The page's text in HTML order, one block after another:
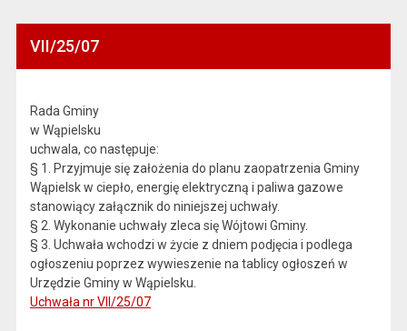
VII/25/07
Rada Gminy
w Wąpielsku
uchwala, co następuje:
§ 1. Przyjmuje się założenia do planu zaopatrzenia Gminy
Wąpielsk w ciepło, energię elektryczną i paliwa gazowe
stanowiący załącznik do niniejszej uchwały.
§ 2. Wykonanie uchwały zleca się Wójtowi Gminy.
§ 3. Uchwała wchodzi w życie z dniem podjęcia i podlega
ogłoszeniu poprzez wywieszenie na tablicy ogłoszeń w
Urzędzie Gminy w Wąpielsku.
Uchwała nr VII/25/07